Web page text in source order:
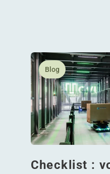
Blog
Checklist :
En savoir plus